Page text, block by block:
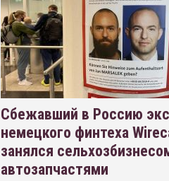
Сбежавший в Россию
немецкого финтеха
занялся
автозапчастями